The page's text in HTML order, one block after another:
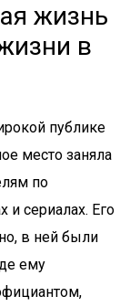
жизнь
в
публике
место заняла
по
и сериалах. Его
в ней были
ему